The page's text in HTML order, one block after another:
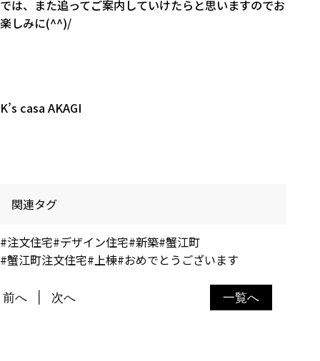
では、また追ってご案内していけたらと思いますのでお
楽しみに(^^)/
K’s casa AKAGI
関連タグ
#注文住宅#デザイン住宅#新築#蟹江町
#蟹江町注文住宅#上棟#おめでとうございます
一覧へ
前へ 次へ